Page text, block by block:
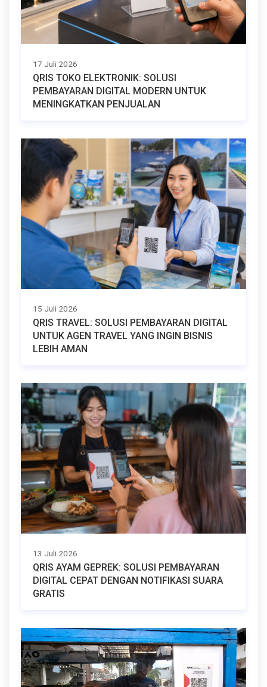
17 Juli 2026
QRIS TOKO ELEKTRONIK: SOLUSI
PEMBAYARAN DIGITAL MODERN UNTUK
MENINGKATKAN PENJUALAN
15 Juli 2026
QRIS TRAVEL: SOLUSI PEMBAYARAN DIGITAL
UNTUK AGEN TRAVEL YANG INGIN BISNIS
LEBIH AMAN
13 Juli 2026
QRIS AYAM GEPREK: SOLUSI PEMBAYARAN
DIGITAL CEPAT DENGAN NOTIFIKASI SUARA
GRATIS